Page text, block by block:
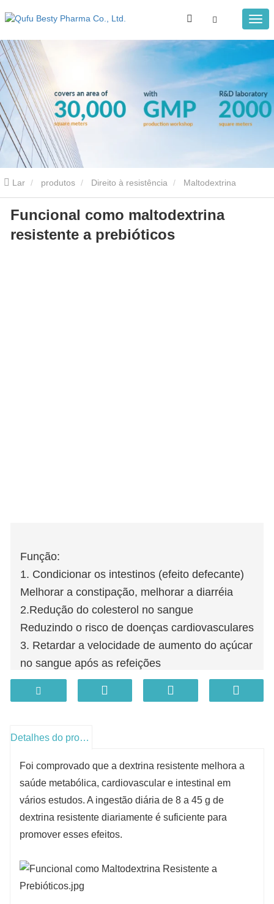
Lar produtos Direito à resistência Maltodextrina
resistente Funcional como maltodextrina resistente a prebióticos
Funcional como maltodextrina
resistente a prebióticos
Função:
1. Condicionar os intestinos (efeito defecante)
Melhorar a constipação, melhorar a diarréia
2.Redução do colesterol no sangue
Reduzindo o risco de doenças cardiovasculares
3. Retardar a velocidade de aumento do açúcar
no sangue após as refeições
Reduzindo o risco de diabetes
Detalhes do produto
Foi comprovado que a dextrina resistente melhora a
saúde metabólica, cardiovascular e intestinal em
vários estudos. A ingestão diária de 8 a 45 g de
dextrina resistente diariamente é suficiente para
promover esses efeitos.